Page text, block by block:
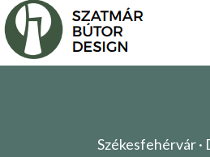
Székesfehérvár